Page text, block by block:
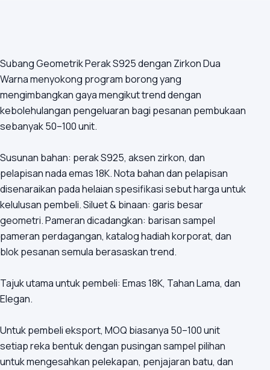
Subang Geometrik Perak S925 dengan Zirkon Dua
Warna menyokong program borong yang
mengimbangkan gaya mengikut trend dengan
kebolehulangan pengeluaran bagi pesanan pembukaan
sebanyak 50–100 unit.
Susunan bahan: perak S925, aksen zirkon, dan
pelapisan nada emas 18K. Nota bahan dan pelapisan
disenaraikan pada helaian spesifikasi sebut harga untuk
kelulusan pembeli. Siluet & binaan: garis besar
geometri. Pameran dicadangkan: barisan sampel
pameran perdagangan, katalog hadiah korporat, dan
blok pesanan semula berasaskan trend.
Tajuk utama untuk pembeli: Emas 18K, Tahan Lama, dan
Elegan.
Untuk pembeli eksport, MOQ biasanya 50–100 unit
setiap reka bentuk dengan pusingan sampel pilihan
untuk mengesahkan pelekapan, penjajaran batu, dan